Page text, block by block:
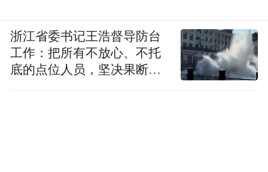
浙江省委书记王浩督导防台
工作：把所有不放心、不托
底的点位人员，坚决果断转